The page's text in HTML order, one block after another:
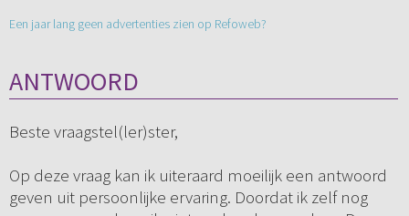
Een jaar lang geen advertenties zien op Refoweb?
ANTWOORD
Beste vraagstel(ler)ster,
Op deze vraag kan ik uiteraard moeilijk een antwoord
geven uit persoonlijke ervaring. Doordat ik zelf nog